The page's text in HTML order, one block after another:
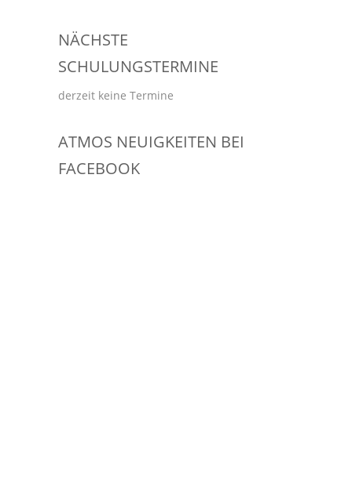
NÄCHSTE
SCHULUNGSTERMINE
derzeit keine Termine
ATMOS NEUIGKEITEN BEI
FACEBOOK